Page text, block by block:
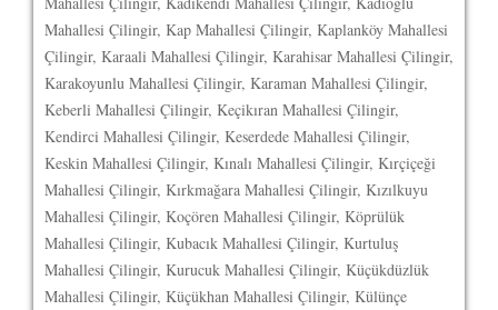
Mahallesi Çilingir, Kap Mahallesi Çilingir, Kaplanköy Mahallesi
Çilingir, Karaali Mahallesi Çilingir, Karahisar Mahallesi Çilingir,
Karakoyunlu Mahallesi Çilingir, Karaman Mahallesi Çilingir,
Keberli Mahallesi Çilingir, Keçikıran Mahallesi Çilingir,
Kendirci Mahallesi Çilingir, Keserdede Mahallesi Çilingir,
Keskin Mahallesi Çilingir, Kınalı Mahallesi Çilingir, Kırçiçeği
Mahallesi Çilingir, Kırkmağara Mahallesi Çilingir, Kızılkuyu
Mahallesi Çilingir, Koçören Mahallesi Çilingir, Köprülük
Mahallesi Çilingir, Kubacık Mahallesi Çilingir, Kurtuluş
Mahallesi Çilingir, Kurucuk Mahallesi Çilingir, Küçükdüzlük
Mahallesi Çilingir, Küçükhan Mahallesi Çilingir, Külünçe